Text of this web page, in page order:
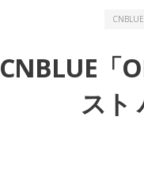
CNBLUE
CNBLUE「
スト